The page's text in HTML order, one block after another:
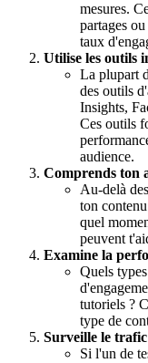
mesures.
partages
taux
Utilise les outils
La plupart
des outils
Insights,
Ces outils
audience.
Comprends ton
Au-delà
ton
quel
peuvent
Examine la
Quels
tutoriels ?
type de
Surveille le
Si l'un de